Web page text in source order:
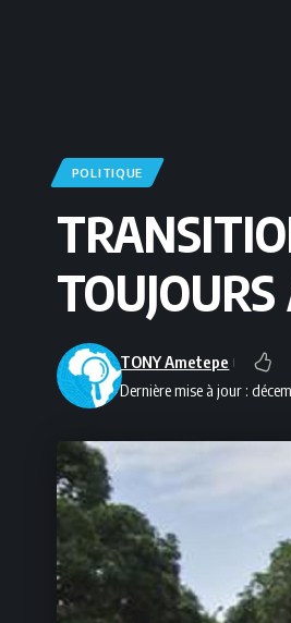
POLITIQUE
Dernière mise à jour :
TONY Ametepe